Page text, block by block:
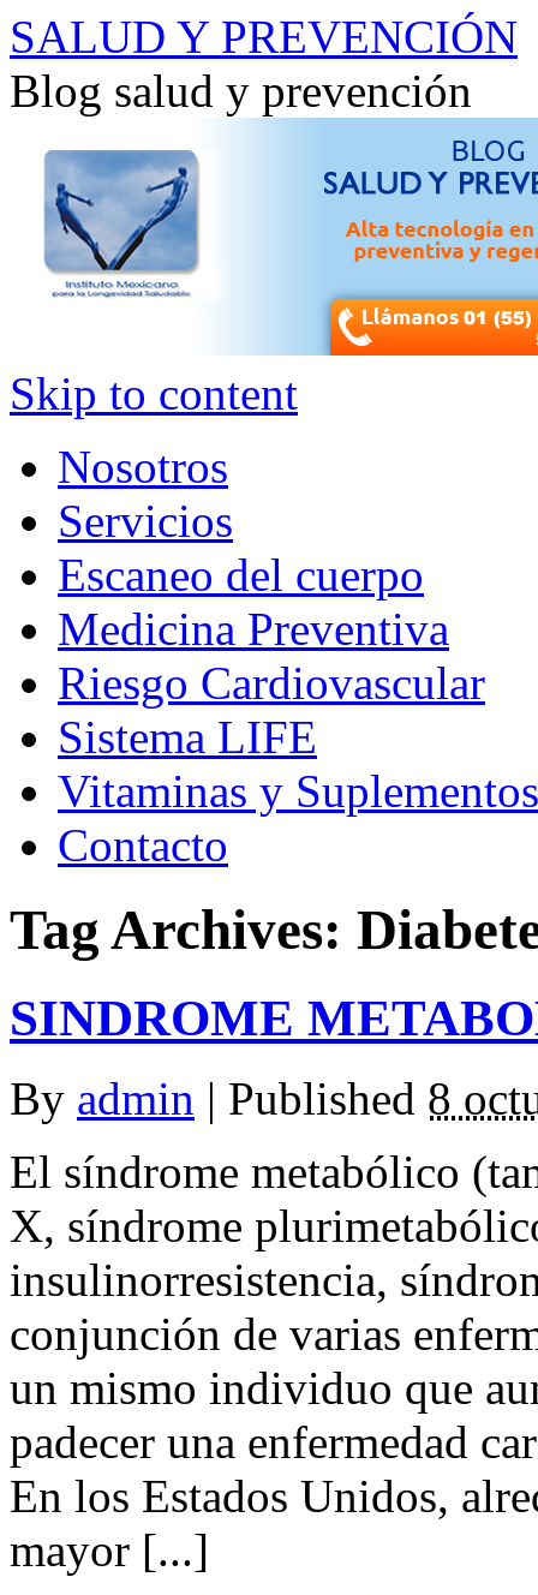
SALUD Y PREVENCIÓN
Blog salud y prevención
Skip to content
Nosotros
Servicios
Escaneo del cuerpo
Medicina Preventiva
Riesgo Cardiovascular
Sistema LIFE
Vitaminas y Suplementos
Contacto
Tag Archives:
SINDROME
By admin | Published 8
El síndrome metabólico
X, síndrome
insulinorresistencia,
conjunción de varias
un mismo individuo que
padecer una enfermedad
En los Estados Unidos,
mayor [...]